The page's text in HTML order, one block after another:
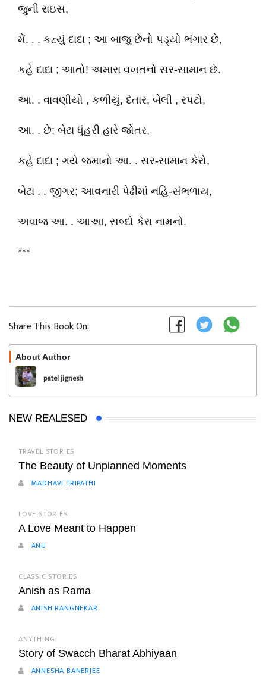
જુની રાઇસ,
મેં. . . કહ્યું દાદા ; આ બાજુ છેનો પડ્યો ભંગાર છે,
કહે દાદા ; આતો! અમારા વખતનો સર-સામાન છે.
આ. . વાવણીયો , કળીયું, દંતાર, બેલી , રપટો,
આ. . છે; બેટા ધૂંહરી હારે જોતર,
કહે દાદા ; ગયે જમાનો આ. . સર-સામાન કેરો,
બેટા . . જીગર; આવનારી પેઢીમાં નહિ-સંભળાય,
અવાજ આ. . આઆ, સબ્દો કેરા નામનો.
***
Share This Book On:
About Author
patel jignesh
NEW REALESED
TRAVEL STORIES
The Beauty of Unplanned Moments
MADHAVI TRIPATHI
LOVE STORIES
A Love Meant to Happen
ANU
CLASSIC STORIES
Anish as Rama
ANISH RANGNEKAR
ANYTHING
Story of Swacch Bharat Abhiyaan
ANNESHA BANERJEE